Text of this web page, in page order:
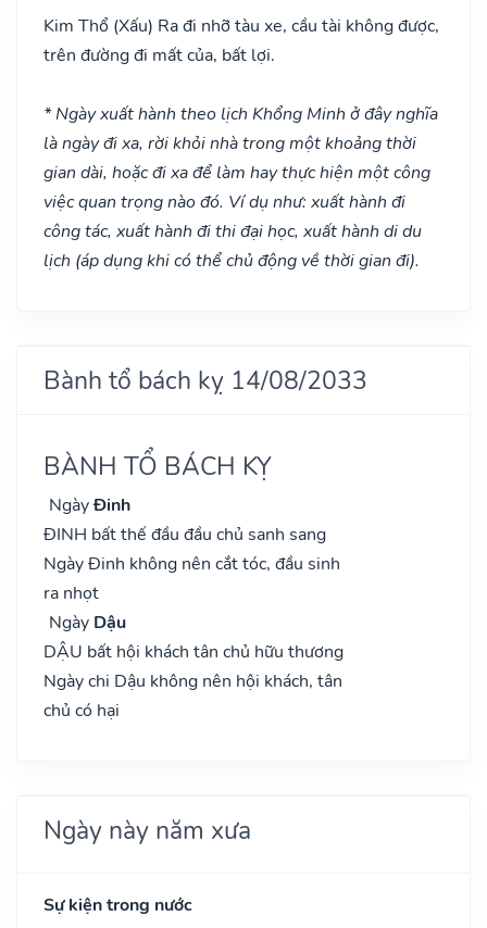
Kim Thổ (Xấu) Ra đi nhỡ tàu xe, cầu tài không được,
trên đường đi mất của, bất lợi.
* Ngày xuất hành theo lịch Khổng Minh ở đây nghĩa
là ngày đi xa, rời khỏi nhà trong một khoảng thời
gian dài, hoặc đi xa để làm hay thực hiện một công
việc quan trọng nào đó. Ví dụ như: xuất hành đi
công tác, xuất hành đi thi đại học, xuất hành di du
lịch (áp dụng khi có thể chủ động về thời gian đi).
Bành tổ bách kỵ 14/08/2033
BÀNH TỔ BÁCH KỴ
NgàyĐinh
ĐINH bất thế đầu đầu chủ sanh sang
Ngày Đinh không nên cắt tóc, đầu sinh
ra nhọt
Ngày Dậu
DẬU bất hội khách tân chủ hữu thương
Ngày chi Dậu không nên hội khách, tân
chủ có hại
Ngày này năm xưa
Sự kiện trong nước